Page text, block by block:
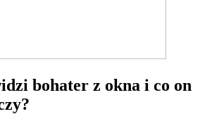
bohater z okna i co on